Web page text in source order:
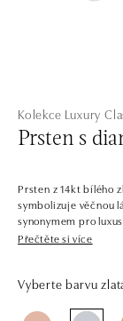
Kolekce Luxury
Prsten s
Prsten z 14kt bílého
symbolizuje věčnou
synonymem pro
milovanou osobu.
Luxury Classic dává
šperky i odvážnější
Přečtěte si více
Vyberte barvu